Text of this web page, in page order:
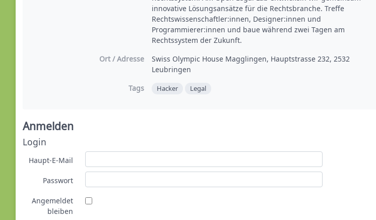
innovative Lösungsansätze für die Rechtsbranche. Treffe
Rechtswissenschaftler:innen, Designer:innen und
Programmierer:innen und baue während zwei Tagen am
Rechtssystem der Zukunft.
Ort / Adresse
Swiss Olympic House Magglingen, Hauptstrasse 232, 2532
Leubringen
Tags
Hacker Legal
Anmelden
Login
Haupt-E-Mail
Passwort
Angemeldet
bleiben